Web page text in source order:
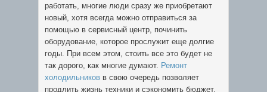
работать, многие люди сразу же приобретают
новый, хотя всегда можно отправиться за
помощью в сервисный центр, починить
оборудование, которое прослужит еще долгие
годы. При всем этом, стоить все это будет не
так дорого, как многие думают. Ремонт
холодильников в свою очередь позволяет
продлить жизнь техники и сэкономить бюджет.